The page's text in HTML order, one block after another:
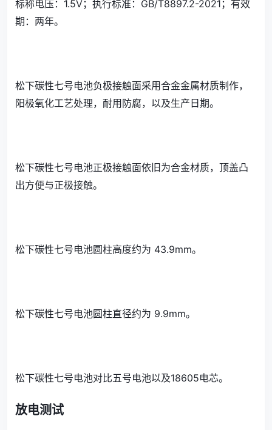
标称电压：1.5V；执行标准：GB/T8897.2-2021；有效
期：两年。
松下碳性七号电池负极接触面采用合金金属材质制作，
阳极氧化工艺处理，耐用防腐，以及生产日期。
松下碳性七号电池正极接触面依旧为合金材质，顶盖凸
出方便与正极接触。
松下碳性七号电池圆柱高度约为 43.9mm。
松下碳性七号电池圆柱直径约为 9.9mm。
松下碳性七号电池对比五号电池以及18605电芯。
放电测试